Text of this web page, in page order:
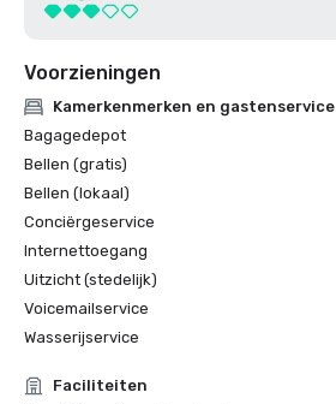
Voorzieningen
Kamerkenmerken en gastenservice
Bagagedepot
Bellen (gratis)
Bellen (lokaal)
Conciërgeservice
Internettoegang
Uitzicht (stedelijk)
Voicemailservice
Wasserijservice
Faciliteiten